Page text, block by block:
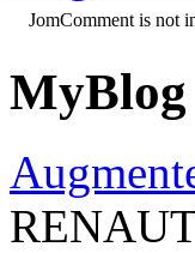
JomComment is not
MyBlog